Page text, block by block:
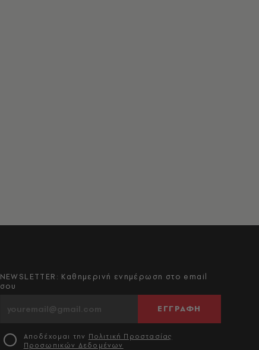
NEWSLETTER: Καθημερινή ενημέρωση στο email
σου
ΕΓΓΡΑΦΗ
Αποδέχομαι την Πολιτική Προστασίας
Προσωπικών Δεδομένων